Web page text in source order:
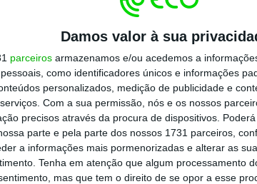
Damos valor à sua
parceiros armazenamos e/ou acedemos a
como identificadores únicos e informações
personalizados, medição de publicidade e
Com a sua permissão, nós e os nossos
precisos através da procura de dispositivos.
parte e pela parte dos nossos 1731 parceiros,
a informações mais pormenorizadas e alterar as
Tenha em atenção que algum processamento
mas que tem o direito de se opor a esse
monetárias MoneyGram, ou a
do estado de Oregon (noroeste dos
chinês.
de segurança nacional.
na Europa, os avanços estratégicos
maior escrutínio.